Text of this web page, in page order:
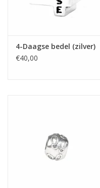
4-Daagse bedel (zilver)
€40,00